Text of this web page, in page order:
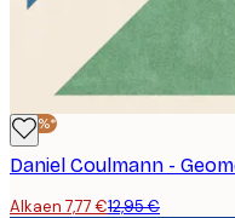
-40%*
Alkaen 7,77 €12,95 €